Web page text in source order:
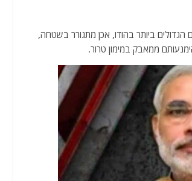
ביותר בהודו, אכן מתגורר בשטחה,
ממאבק במימון טרור.